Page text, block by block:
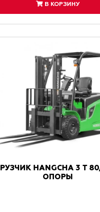
В КОРЗИНУ
HANGCHA 3 Т
ОПОРЫ